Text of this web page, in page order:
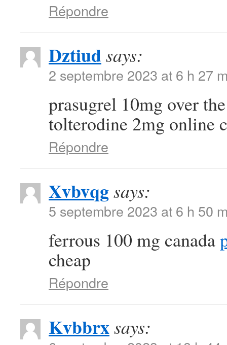
Répondre
Dztiudsays:
2 septembre 2023 at 6 h 27
prasugrel 10mg over
tolterodine 2mg online
Répondre
Xvbvqgsays:
5 septembre 2023 at 6 h 50
ferrous 100 mg canada
cheap
Répondre
Kvbbrxsays: